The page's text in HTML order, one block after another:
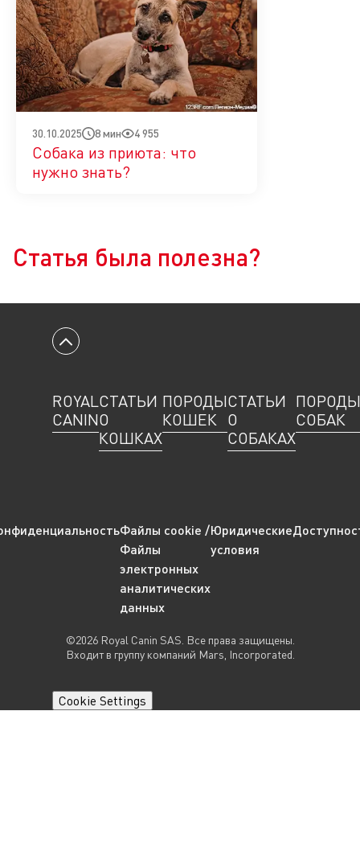
30.10.2025 8 мин 4 955
Собака из приюта: что
нужно знать?
Статья была полезна?
Вернуться к началу
ROYAL
CANIN
СТАТЬИ
О
КОШКАХ
ПОРОДЫ
КОШЕК
СТАТЬИ
О
СОБАКАХ
ПОРОДЫ
СОБАК
Файлы cookie /
Файлы
электронных
аналитических
данных
Юридические
условия
©2026 Royal Canin SAS. Все права защищены.
Входит в группу компаний Mars, Incorporated.
Cookie Settings